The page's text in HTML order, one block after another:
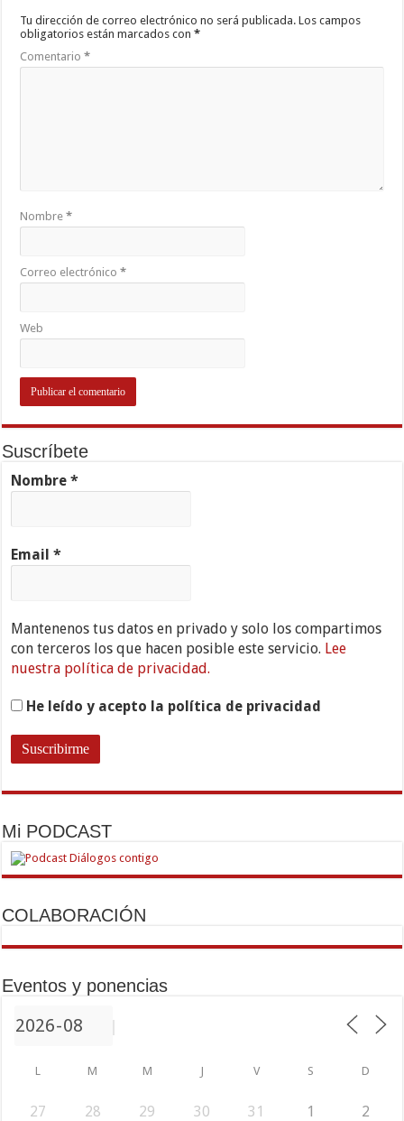
Tu dirección de correo electrónico no será publicada. Los campos
obligatorios están marcados con*
Comentario*
Nombre*
Correo electrónico*
Web
Suscríbete
Nombre*
Email*
Mantenenos tus datos en privado y solo los compartimos
con terceros los que hacen posible este servicio. Lee
nuestra política de privacidad.
He leído y acepto la política de privacidad
Mi PODCAST
COLABORACIÓN
Eventos y ponencias
L M M J V S D
27 28 29 30 31 1 2